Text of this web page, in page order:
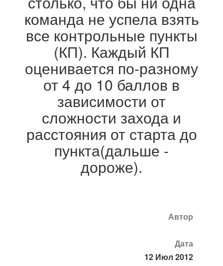
команда не успела взять
все контрольные пункты
(КП). Каждый КП
оценивается по-разному
от 4 до 10 баллов в
зависимости от
сложности захода и
расстояния от старта до
пункта(дальше -
дороже).
Автор
Дата
12 Июл 2012